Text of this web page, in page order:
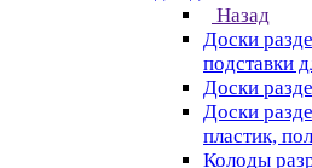
Назад
Доски
подставки
Доски
Доски
пластик,
Колоды